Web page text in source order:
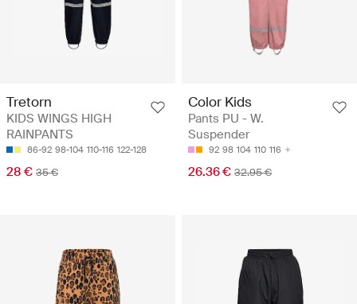
Tretorn
KIDS WINGS HIGH
RAINPANTS
86-92 98-104 110-116 122-128
28 € 35 €
Color Kids
Pants PU - W.
Suspender
92 98 104 110 116
26.36 € 32.95 €